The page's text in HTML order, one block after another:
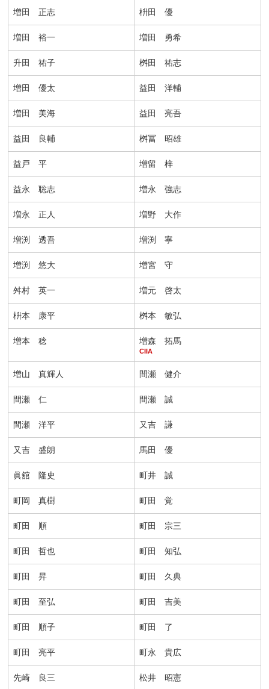
増田 正志 枡田 優
増田 裕一 増田 勇希
升田 祐子 桝田 祐志
増田 優太 益田 洋輔
増田 美海 益田 亮吾
益田 良輔 桝冨 昭雄
益戸 平 増留 梓
益永 聡志 増永 強志
増永 正人 増野 大作
増渕 透吾 増渕 寧
増渕 悠大 増宮 守
舛村 英一 増元 啓太
枡本 康平 桝本 敏弘
増本 稔 増森 拓馬
CIIA
増山 真輝人 間瀬 健介
間瀬 仁 間瀬 誠
間瀬 洋平 又吉 謙
又吉 盛朗 馬田 優
眞舘 隆史 町井 誠
町岡 真樹 町田 覚
町田 順 町田 宗三
町田 哲也 町田 知弘
町田 昇 町田 久典
町田 至弘 町田 吉美
町田 順子 町田 了
町田 亮平 町永 貴広
先崎 良三 松井 昭憲